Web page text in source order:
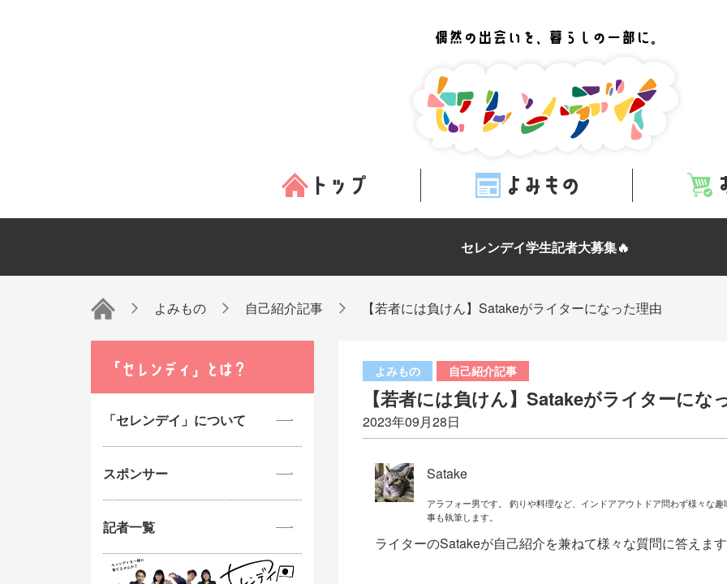
セレンデイ学生記者大募集🔥
よみもの 自己紹介記事 【若者には負けん】Satakeがライターになった理由
【若者には負けん】Satakeがライターにな
2023年09月28日
よみもの 自己紹介記事
Satake
アラフォー男です。 釣りや料理など、インドアアウトドア問わず様々な
事も執筆します。
ライターのSatakeが自己紹介を兼ねて様々な質問に答えま
「セレンデイ」について
スポンサー
記者一覧